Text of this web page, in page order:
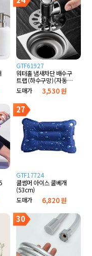
GTF61927
워터홀 냄새차단 배수구
트랩 (하수구망) (자동개
폐 실리콘형)
도매가 3,530 원
27
GTF17724
쿨썸머 아이스 쿨베개
(53cm)
도매가
6,820 원
30